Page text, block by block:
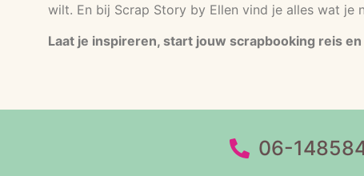
wilt. En bij Scrap Story by Ellen vind je alles wat je
Laat je inspireren, start jouw scrapbooking reis
06-